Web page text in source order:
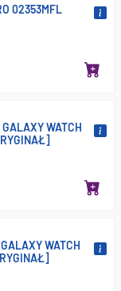
02353MFL
WATCH
WATCH